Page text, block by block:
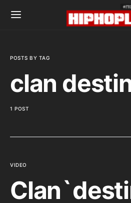
POSTS BY TAG
clan
1 POST
VIDEO